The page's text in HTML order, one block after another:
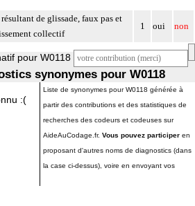
de glissade, faux pas et
collectif
1 oui non
pour W0118
synonymes pour W0118
:(
Liste de synonymes pour W0118 générée à
partir des contributions et des statistiques de
recherches des codeurs et codeuses sur
AideAuCodage.fr. Vous pouvez participer en
proposant d'autres noms de diagnostics (dans
la case ci-dessus), voire en envoyant vos